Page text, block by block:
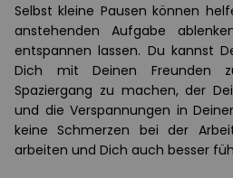
Selbst kleine Pausen können
anstehenden Aufgabe
entspannen lassen. Du kannst
Dich mit Deinen Freunden
Spaziergang zu machen, der
und die Verspannungen in
keine Schmerzen bei der
arbeiten und Dich auch besser